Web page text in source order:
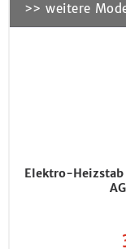
>> weitere
Elektro-